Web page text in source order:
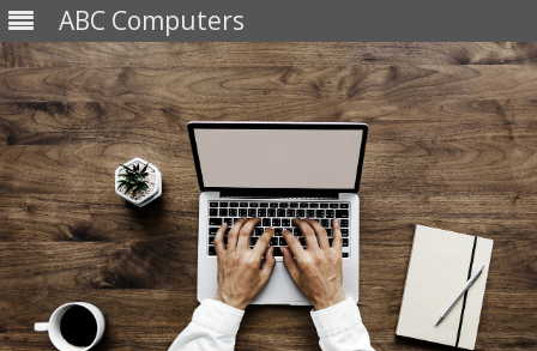
ABC Computers